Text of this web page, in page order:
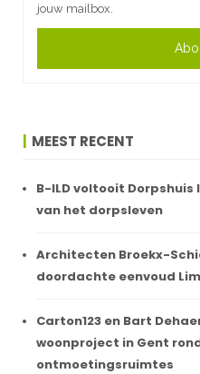
jouw mailbox.
MEEST RECENT
B-ILD voltooit
van het dorpsleven
Architecten Broekx-
doordachte eenvoud
Carton123 en Bart
woonproject in Gent
ontmoetingsruimtes